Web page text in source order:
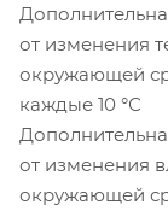
от изменения
окружающей
каждые 10 °С
от изменения
окружающей